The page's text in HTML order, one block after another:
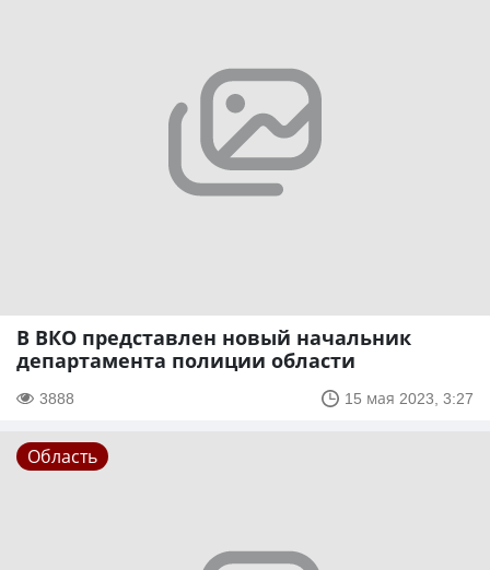
В ВКО представлен новый начальник
департамента полиции области
3888 15 мая 2023, 3:27
Область